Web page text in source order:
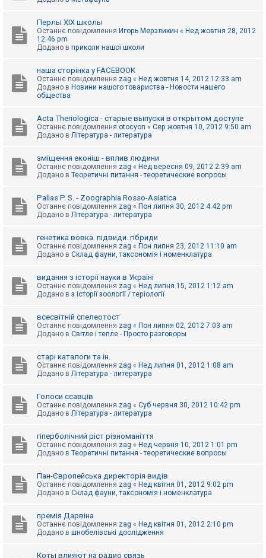
Перлы ХІХ школы
Останнє повідомлення Игорь Мерзликин « Нед жовтня 28, 2012
12:46 pm
Додано в приколи нашої школи
наша сторінка у FACEBOOK
Останнє повідомлення zag « Нед жовтня 14, 2012 12:33 am
Додано в Новини нашого товариства - Новости нашего
общества
Acta Theriologica - старые выпуски в открытом доступе
Останнє повідомлення otocyon « Сер жовтня 10, 2012 9:50 am
Додано в Література - литература
зміщення еконіш - вплив людини
Останнє повідомлення zag « Нед вересня 09, 2012 2:39 am
Додано в Теоретичні питання - теоретические вопросы
Pallas P. S. - Zoographia Rosso-Asiatica
Останнє повідомлення zag « Пон липня 30, 2012 4:42 pm
Додано в Література - литература
генетика вовка. підвиди. гібриди
Останнє повідомлення zag « Пон липня 23, 2012 11:10 am
Додано в Склад фауни, таксономія і номенклатура
видання з історії науки в Україні
Останнє повідомлення zag « Нед липня 15, 2012 1:12 am
Додано в з історії зоології / теріології
всесвітній спелеотост
Останнє повідомлення zag « Пон липня 02, 2012 7:03 am
Додано в Світле і тепле - Просто разговоры
старі каталоги та ін.
Останнє повідомлення zag « Нед липня 01, 2012 1:08 am
Додано в Література - литература
Голоси ссавців
Останнє повідомлення zag « Суб червня 30, 2012 10:42 pm
Додано в Література - литература
гіперболічний ріст різноманіття
Останнє повідомлення zag « Нед червня 10, 2012 1:01 pm
Додано в Теоретичні питання - теоретические вопросы
Пан-Європейська директорія видів
Останнє повідомлення zag « Нед квітня 01, 2012 9:02 pm
Додано в Склад фауни, таксономія і номенклатура
премія Дарвіна
Останнє повідомлення zag « Нед квітня 01, 2012 2:10 pm
Додано в шнобелівські дослідження
Коты влияют на радио связь